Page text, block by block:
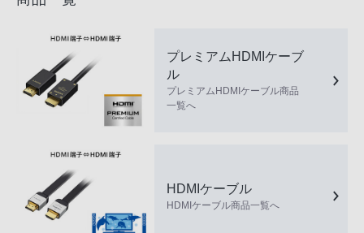
プレミアムHDMIケーブ
ル
プレミアムHDMIケーブル商品
一覧へ
HDMIケーブル
HDMIケーブル商品一覧へ